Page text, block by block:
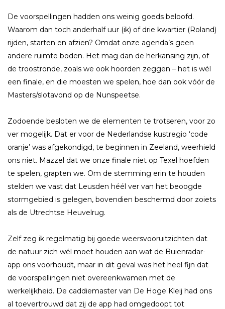
De voorspellingen hadden ons weinig goeds beloofd.
Waarom dan toch anderhalf uur (ik) of drie kwartier (Roland)
rijden, starten en afzien? Omdat onze agenda’s geen
andere ruimte boden. Het mag dan de herkansing zijn, of
de troostronde, zoals we ook hoorden zeggen – het is wél
een finale, en die moesten we spelen, hoe dan ook vóór de
Masters/slotavond op de Nunspeetse.
Zodoende besloten we de elementen te trotseren, voor zo
ver mogelijk. Dat er voor de Nederlandse kustregio ‘code
oranje’ was afgekondigd, te beginnen in Zeeland, weerhield
ons niet. Mazzel dat we onze finale niet op Texel hoefden
te spelen, grapten we. Om de stemming erin te houden
stelden we vast dat Leusden héél ver van het beoogde
stormgebied is gelegen, bovendien beschermd door zoiets
als de Utrechtse Heuvelrug.
Zelf zeg ik regelmatig bij goede weersvooruitzichten dat
de natuur zich wél moet houden aan wat de Buienradar-
app ons voorhoudt, maar in dit geval was het heel fijn dat
de voorspellingen niet overeenkwamen met de
werkelijkheid. De caddiemaster van De Hoge Kleij had ons
al toevertrouwd dat zij de app had omgedoopt tot